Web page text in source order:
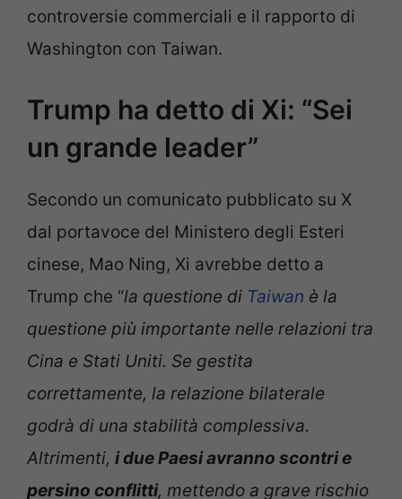
controversie commerciali e il rapporto di
Washington con Taiwan.
Trump ha detto di Xi: “Sei
un grande leader”
Secondo un comunicato pubblicato su X
dal portavoce del Ministero degli Esteri
cinese, Mao Ning, Xi avrebbe detto a
Trump che “la questione di Taiwan è la
questione più importante nelle relazioni tra
Cina e Stati Uniti. Se gestita
correttamente, la relazione bilaterale
godrà di una stabilità complessiva.
Altrimenti, i due Paesi avranno scontri e
persino conflitti, mettendo a grave rischio